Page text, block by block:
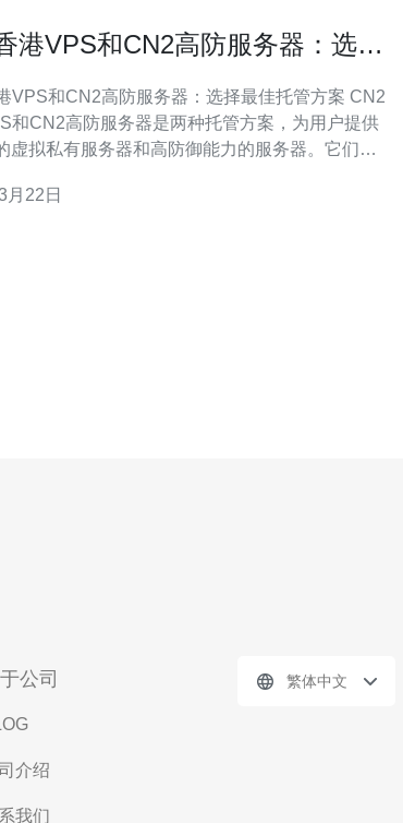
港VPS和CN2高防服务器：选择
VPS和CN2高防服务器：选择最佳托管方案 CN2
和CN2高防服务器是两种托管方案，为用户提供
虚拟私有服务器和高防御能力的服务器。它们都
和更好的网络稳定性。 1. 根据需求选择VPS
月22日
公司
介绍
我们
繁体中文